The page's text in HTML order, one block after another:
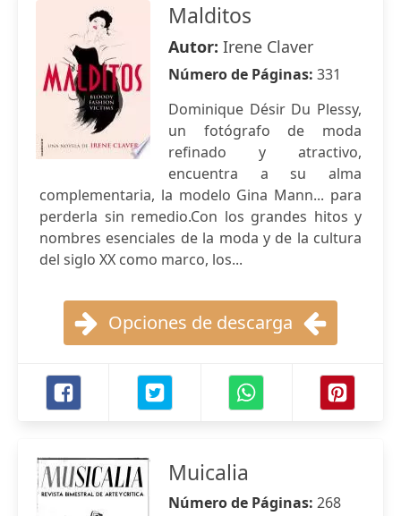
Malditos
Autor: Irene Claver
Número de Páginas: 331
Dominique Désir Du Plessy,
un fotógrafo de moda
refinado y atractivo,
encuentra a su alma
complementaria, la modelo Gina Mann... para
perderla sin remedio.Con los grandes hitos y
nombres esenciales de la moda y de la cultura
del siglo XX como marco, los...
Opciones de descarga
Muicalia
Número de Páginas: 268